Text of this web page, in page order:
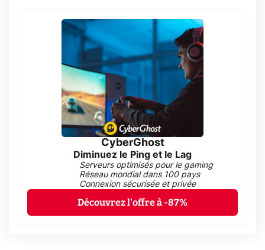
CyberGhost
Diminuez le Ping et le Lag
Serveurs optimisés pour le gaming
Réseau mondial dans 100 pays
Connexion sécurisée et privée
Découvrez l'offre à -87%